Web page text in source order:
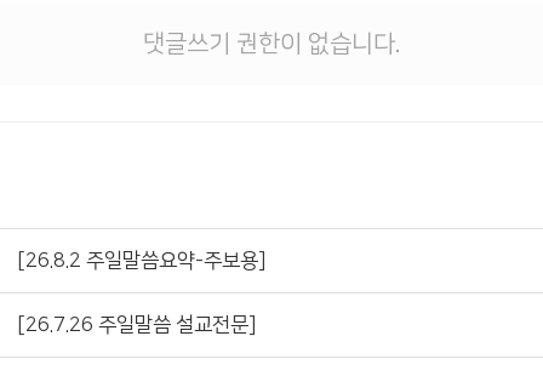
댓글쓰기 권한이 없습니다.
[26.8.2 주일말씀요약-주보용]
[26.7.26 주일말씀 설교전문]